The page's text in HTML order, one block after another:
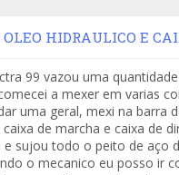
HIDRAULICO E
99 vazou uma
a mexer em varias
uma geral, mexi na barra
de marcha e caixa de
sujou todo o peito de aço
o mecanico eu posso ir